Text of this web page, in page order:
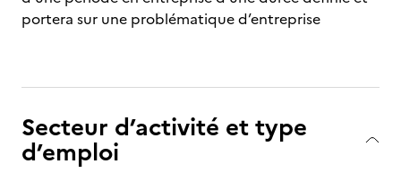
portera sur une problématique d’entreprise
Secteur d’activité et type
d’emploi